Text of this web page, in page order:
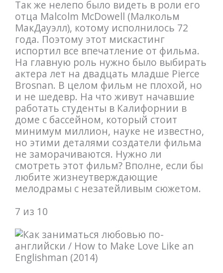
Так же нелепо было видеть в роли его
отца Malcolm McDowell (Малкольм
МакДауэлл), котому исполнилось 72
года. Поэтому этот мискастинг
испортил все впечатление от фильма.
На главную роль нужно было выбирать
актера лет на двадцать младше Pierce
Brosnan. В целом фильм не плохой, но
и не шедевр. На что живут начавшие
работать студенты в Калифорнии в
доме с бассейном, который стоит
минимум миллион, науке не известно,
но этими деталями создатели фильма
не заморачиваются. Нужно ли
смотреть этот фильм? Вполне, если бы
любите жизнеутверждающие
мелодрамы с незатейливым сюжетом.
7 из 10